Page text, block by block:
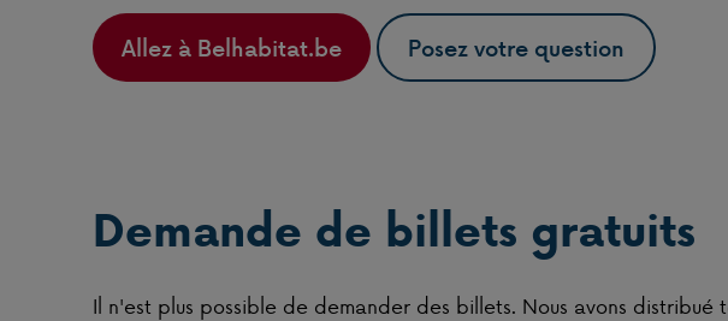
Allez à Belhabitat.be Posez votre question
Demande de billets gratuits
Il n'est plus possible de demander des billets. Nous avons distribué